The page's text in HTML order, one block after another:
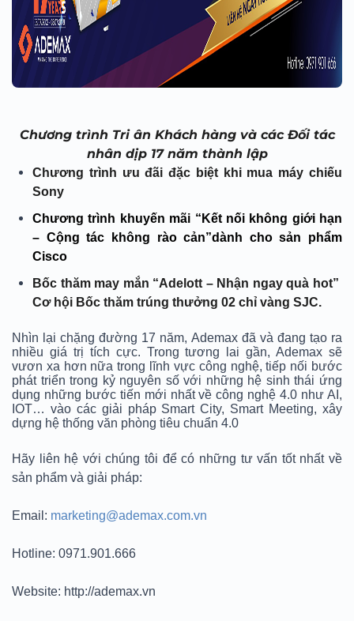
Chương trình Tri ân Khách hàng và các Đối tác
nhân dịp 17 năm thành lập
Chương trình ưu đãi đặc biệt khi mua máy chiếu
Sony
Chương trình khuyến mãi “Kết nối không giới hạn
– Cộng tác không rào cản”dành cho sản phẩm
Cisco
Bốc thăm may mắn “Adelott – Nhận ngay quà hot”
Cơ hội Bốc thăm trúng thưởng 02 chỉ vàng SJC.
Nhìn lại chặng đường 17 năm, Ademax đã và đang tạo ra
nhiều giá trị tích cực. Trong tương lai gần, Ademax sẽ
vươn xa hơn nữa trong lĩnh vực công nghệ, tiếp nối bước
phát triển trong kỷ nguyên số với những hệ sinh thái ứng
dụng những bước tiến mới nhất về công nghệ 4.0 như AI,
IOT… vào các giải pháp Smart City, Smart Meeting, xây
dựng hệ thống văn phòng tiêu chuẩn 4.0
Hãy liên hệ với chúng tôi để có những tư vấn tốt nhất về
sản phẩm và giải pháp:
Email: marketing@ademax.com.vn
Hotline: 0971.901.666
Website: http://ademax.vn